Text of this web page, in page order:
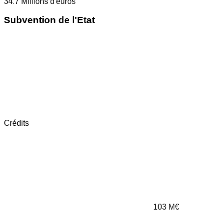
Subvention de l'Etat
Crédits
103 M€